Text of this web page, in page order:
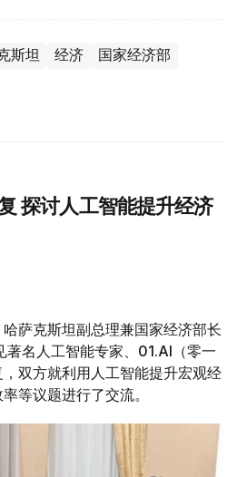
斯坦 经济 国家经济部
探讨人工智能提升经济
哈萨克斯坦副总理兼国家经济部长
著名人工智能专家、01.AI （零一
双方就利用人工智能提升宏观经
等议题进行了交流。